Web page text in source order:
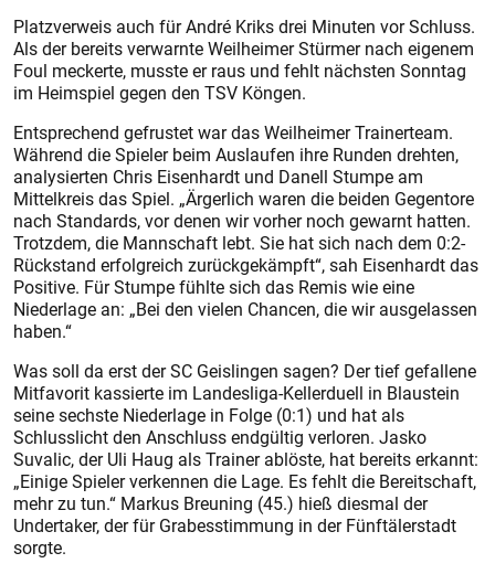
Platzverweis auch für André Kriks drei Minuten vor Schluss.
Als der bereits verwarnte Weilheimer Stürmer nach eigenem
Foul meckerte, musste er raus und fehlt nächsten Sonntag
im Heimspiel gegen den TSV Köngen.
Entsprechend gefrustet war das Weilheimer Trainerteam.
Während die Spieler beim Auslaufen ihre Runden drehten,
analysierten Chris Eisenhardt und Danell Stumpe am
Mittelkreis das Spiel. „Ärgerlich waren die beiden Gegentore
nach Standards, vor denen wir vorher noch gewarnt hatten.
Trotzdem, die Mannschaft lebt. Sie hat sich nach dem 0:2-
Rückstand erfolgreich zurückgekämpft“, sah Eisenhardt das
Positive. Für Stumpe fühlte sich das Remis wie eine
Niederlage an: „Bei den vielen Chancen, die wir ausgelassen
haben.“
Was soll da erst der SC Geislingen sagen? Der tief gefallene
Mitfavorit kassierte im Landesliga-Kellerduell in Blaustein
seine sechste Niederlage in Folge (0:1) und hat als
Schlusslicht den Anschluss endgültig verloren. Jasko
Suvalic, der Uli Haug als Trainer ablöste, hat bereits erkannt:
„Einige Spieler verkennen die Lage. Es fehlt die Bereitschaft,
mehr zu tun.“ Markus Breuning (45.) hieß diesmal der
Undertaker, der für Grabesstimmung in der Fünftälerstadt
sorgte.